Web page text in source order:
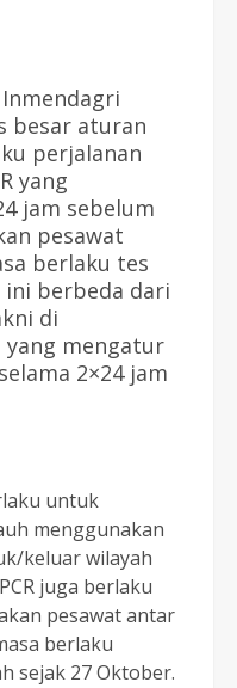
besar aturan
perjalanan
yang
jam sebelum
pesawat
berlaku tes
ini berbeda dari
di
yang mengatur
2×24 jam
untuk
menggunakan
keluar wilayah
juga berlaku
pesawat antar
berlaku
sejak 27 Oktober.